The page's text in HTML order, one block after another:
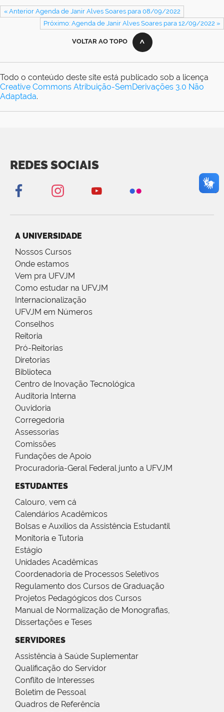
« Anterior Agenda de Janir Alves Soares para 08/09/2022
Próximo: Agenda de Janir Alves Soares para 12/09/2022 »
VOLTAR AO TOPO
Todo o conteúdo deste site está publicado sob a licença
Creative Commons Atribuição-SemDerivações 3.0 Não
Adaptada.
REDES SOCIAIS
A UNIVERSIDADE
Nossos Cursos
Onde estamos
Vem pra UFVJM
Como estudar na UFVJM
Internacionalização
UFVJM em Números
Conselhos
Reitoria
Pró-Reitorias
Diretorias
Biblioteca
Centro de Inovação Tecnológica
Auditoria Interna
Ouvidoria
Corregedoria
Assessorias
Comissões
Fundações de Apoio
Procuradoria-Geral Federal junto a UFVJM
ESTUDANTES
Calouro, vem cá
Calendários Acadêmicos
Bolsas e Auxílios da Assistência Estudantil
Monitoria e Tutoria
Estágio
Unidades Acadêmicas
Coordenadoria de Processos Seletivos
Regulamento dos Cursos de Graduação
Projetos Pedagógicos dos Cursos
Manual de Normalização de Monografias,
Dissertações e Teses
SERVIDORES
Assistência à Saúde Suplementar
Qualificação do Servidor
Conflito de Interesses
Boletim de Pessoal
Quadros de Referência